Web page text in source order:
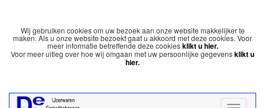
Wij gebruiken cookies om uw bezoek aan onze website makkelijker te
maken. Als u onze website bezoekt gaat u akkoord met deze cookies. Voor
meer informatie betreffende deze cookiesklikt u hier.
Voor meer uitleg over hoe wij omgaan met uw persoonlijke gegevensklikt u
hier.